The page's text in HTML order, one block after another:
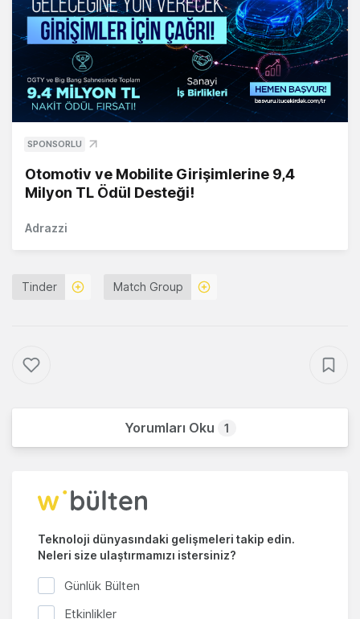
SPONSORLU
Otomotiv ve Mobilite Girişimlerine 9,4
Milyon TL Ödül Desteği!
Adrazzi
Tinder Match Group
Yorumları Oku 1
Teknoloji dünyasındaki gelişmeleri takip edin.
Neleri size ulaştırmamızı istersiniz?
Günlük Bülten
Etkinlikler